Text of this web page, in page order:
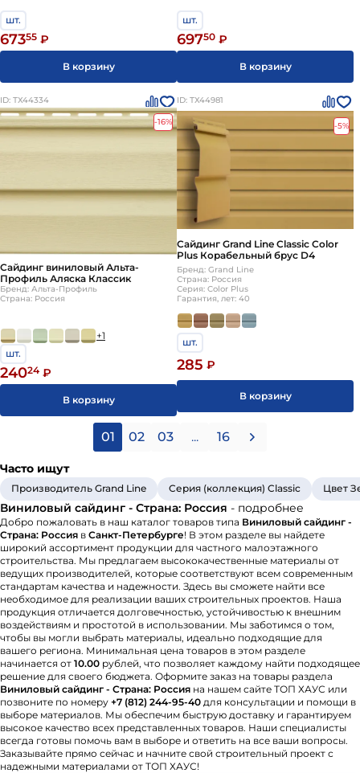
шт.
67355 ₽
В корзину
шт.
69750 ₽
В корзину
ID: ТХ44334
-16%
Сайдинг виниловый Альта-
Профиль Аляска Классик
Бренд: Альта-Профиль
Страна: Россия
+1
шт.
24024 ₽
В корзину
ID: ТХ44981
-5%
Сайдинг Grand Line Classic Color
Plus Корабельный брус D4
Бренд: Grand Line
Страна: Россия
Серия: Color Plus
Гарантия, лет: 40
шт.
285 ₽
В корзину
01 02 03 ... 16
Часто ищут
Производитель Grand Line Серия (коллекция) Classic Цвет
Виниловый сайдинг - Страна: Россия - подробнее
Добро пожаловать в наш каталог товаров типа Виниловый сайдинг -
Страна: Россия в Санкт-Петербурге! В этом разделе вы найдете
широкий ассортимент продукции для частного малоэтажного
строительства. Мы предлагаем высококачественные материалы от
ведущих производителей, которые соответствуют всем современным
стандартам качества и надежности. Здесь вы сможете найти все
необходимое для реализации ваших строительных проектов. Наша
продукция отличается долговечностью, устойчивостью к внешним
воздействиям и простотой в использовании. Мы заботимся о том,
чтобы вы могли выбрать материалы, идеально подходящие для
вашего региона. Минимальная цена товаров в этом разделе
начинается от 10.00 рублей, что позволяет каждому найти подходящее
решение для своего бюджета. Оформите заказ на товары раздела
Виниловый сайдинг - Страна: Россия на нашем сайте ТОП ХАУС или
позвоните по номеру +7 (812) 244-95-40 для консультации и помощи в
выборе материалов. Мы обеспечим быструю доставку и гарантируем
высокое качество всех представленных товаров. Наши специалисты
всегда готовы помочь вам в выборе и ответить на все ваши вопросы.
Заказывайте прямо сейчас и начните свой строительный проект с
надежными материалами от ТОП ХАУС!